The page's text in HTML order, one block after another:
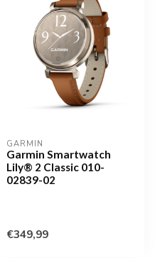
GARMIN
Garmin Smartwatch
Lily® 2 Classic 010-
02839-02
€349,99